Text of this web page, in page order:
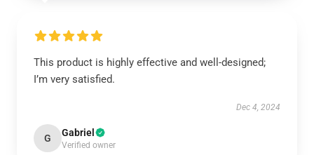
This product is highly effective and well-designed;
I’m very satisfied.
Dec 4, 2024
G Gabriel
Verified owner